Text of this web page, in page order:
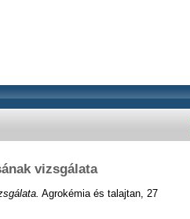
vizsgálata
Agrokémia és talajtan, 27